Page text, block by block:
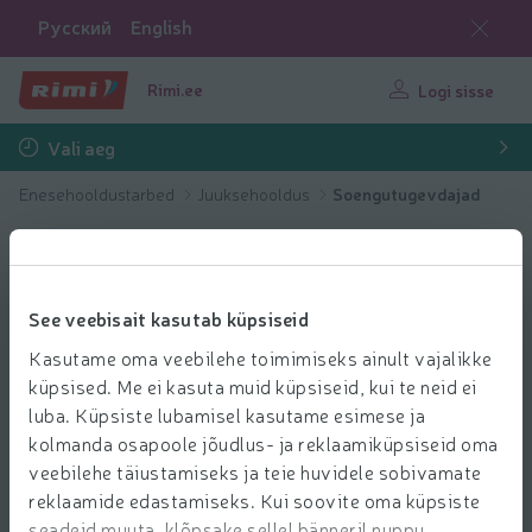
See veebisait kasutab küpsiseid
Kasutame oma veebilehe toimimiseks ainult vajalikke
küpsised. Me ei kasuta muid küpsiseid, kui te neid ei
luba. Küpsiste lubamisel kasutame esimese ja
kolmanda osapoole jõudlus- ja reklaamiküpsiseid oma
veebilehe täiustamiseks ja teie huvidele sobivamate
reklaamide edastamiseks. Kui soovite oma küpsiste
Русский English
Rimi.ee Logi sisse
Vali aeg
Enesehooldustarbed Juuksehooldus Soengutugevdajad